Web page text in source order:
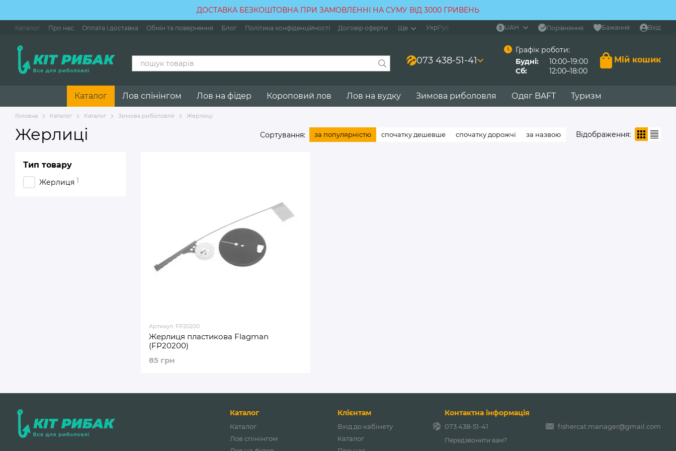
ДОСТАВКА БЕЗКОШТОВНА ПРИ ЗАМОВЛЕННІ НА СУМУ ВІД 3000 ГРИВЕНЬ
Каталог Про нас Оплата і доставка Обмін та повернення Блог Політика конфіденційності Договір оферти Ще УкрРус UAH Порівняння Бажання Вхід
073 438-51-41
Графік роботи:
Будні:
10:00–19:00
Сб:
12:00–18:00
Мій кошик
Каталог Лов спінінгом Лов на фідер Короповий лов Лов на вудку Зимова риболовля Одяг BAFT Туризм
Головна Каталог Каталог Зимова риболовля Жерлиці
Жерлиці Сортування: за популярністю спочатку дешевше спочатку дорожчі за назвою Відображення:
Артикул: FP20200
Жерлиця пластикова Flagman
(FP20200)
85 грн
Тип товару
Жерлиця 1
Каталог
Каталог
Лов спінінгом
Клієнтам
Вхід до кабінету
Каталог
Контактна інформація
073 438-51-41
Передзвонити вам?
fishercat.manager@gmail.com